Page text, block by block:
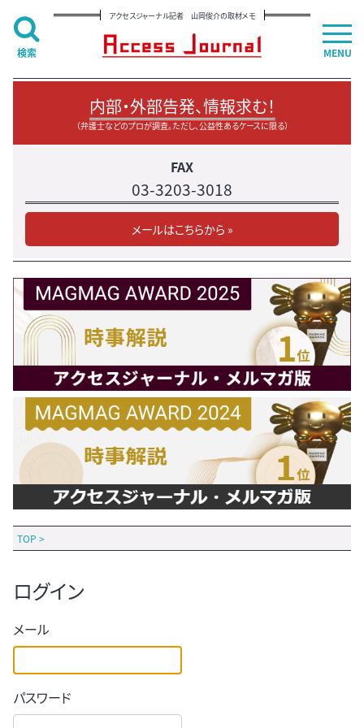
アクセスジャーナル記者 山岡俊介の取材メモ
内部・外部告発、情報求む！
（弁護士などのプロが調査。ただし、公益性あるケースに限る）
FAX
03-3203-3018
メールはこちらから »
TOP >
ログイン
メール
パスワード
MENU
検索